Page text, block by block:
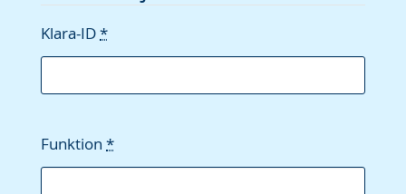
Klara-ID*
Funktion *